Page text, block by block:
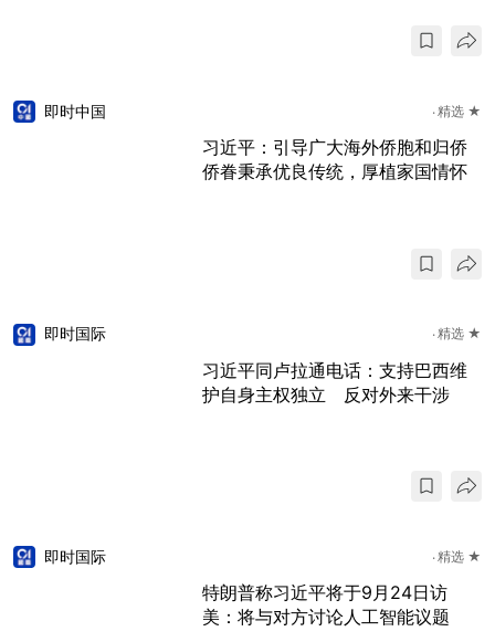
即时中国 精选 ★
习近平：引导广大海外侨胞和归侨
侨眷秉承优良传统，厚植家国情怀
即时国际 精选 ★
习近平同卢拉通电话：支持巴西维
护自身主权独立 反对外来干涉
即时国际 精选 ★
特朗普称习近平将于9月24日访
美：将与对方讨论人工智能议题